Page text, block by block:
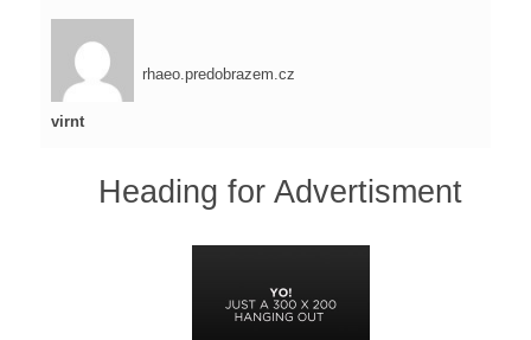
virnt
rhaeo.predobrazem.cz
Heading for Advertisment